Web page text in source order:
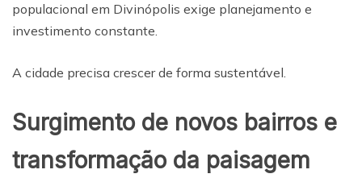
populacional em Divinópolis exige planejamento e
investimento constante.
A cidade precisa crescer de forma sustentável.
Surgimento de novos bairros e
transformação da paisagem